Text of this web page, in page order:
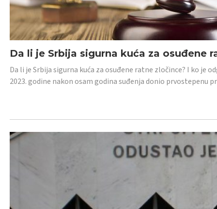
Da li je Srbija sigurna kuća za osuđene
Da li je Srbija sigurna kuća za osuđene ratne zločince? I ko je
2023. godine nakon osam godina suđenja donio prvostepenu